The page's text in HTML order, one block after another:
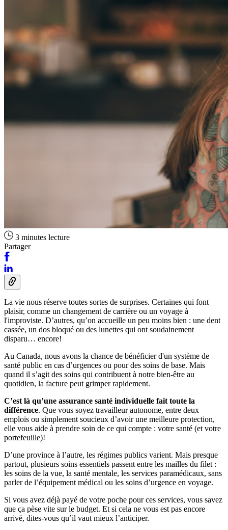
3 minutes lecture
Partager
La vie nous réserve toutes sortes de surprises. Certaines qui font
plaisir, comme un changement de carrière ou un voyage à
l'improviste. D’autres, qu’on accueille un peu moins bien : une dent
cassée, un dos bloqué ou des lunettes qui ont soudainement
disparu… encore!
Au Canada, nous avons la chance de bénéficier d'un système de
santé public en cas d’urgences ou pour des soins de base. Mais
quand il s’agit des soins qui contribuent à notre bien-être au
quotidien, la facture peut grimper rapidement.
C’est là qu’une assurance santé individuelle fait toute la
différence. Que vous soyez travailleur autonome, entre deux
emplois ou simplement soucieux d’avoir une meilleure protection,
elle vous aide à prendre soin de ce qui compte : votre santé (et votre
portefeuille)!
D’une province à l’autre, les régimes publics varient. Mais presque
partout, plusieurs soins essentiels passent entre les mailles du filet :
les soins de la vue, la santé mentale, les services paramédicaux, sans
parler de l’équipement médical ou les soins d’urgence en voyage.
Si vous avez déjà payé de votre poche pour ces services, vous savez
que ça pèse vite sur le budget. Et si cela ne vous est pas encore
arrivé, dites-vous qu’il vaut mieux l’anticiper.